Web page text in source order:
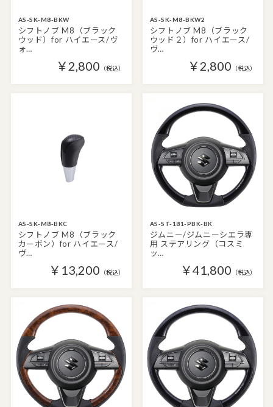
AS-SK-M8-BKW
シフトノブ M8（ブラック
ウッド）for ハイエース/ヴ
ォ…
￥2,800 （税込）
AS-SK-M8-BKW2
シフトノブ M8（ブラック
ウッド２）for ハイエース/
ヴ…
￥2,800 （税込）
AS-SK-M8-BKC
シフトノブ M8（ブラック
カーボン）for ハイエース/
ヴ…
￥13,200 （税込）
AS-ST-181-PBK-BK
ジムニー/ジムニーシエラ専
用 ステアリング（コスミ
ッ…
￥41,800 （税込）